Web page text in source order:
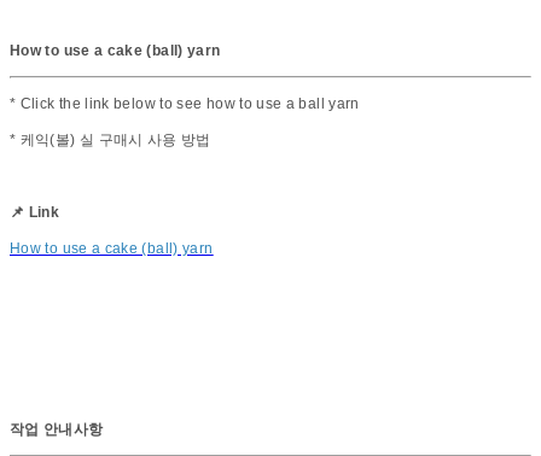
How to use a cake (ball) yarn
* Click the link below to see how to use a ball yarn
* 케익(볼) 실 구매시 사용 방법
📌 Link
How to use a cake (ball) yarn
작업 안내사항